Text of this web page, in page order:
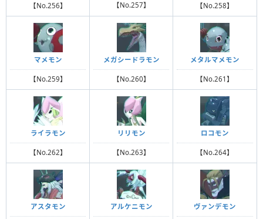
【No.256】 【No.257】 【No.258】
マメモン
【No.259】
メガシードラモン
【No.260】
メタルマメモン
【No.261】
ライラモン
【No.262】
リリモン
【No.263】
ロコモン
【No.264】
アスタモン アルケニモン ヴァンデモン